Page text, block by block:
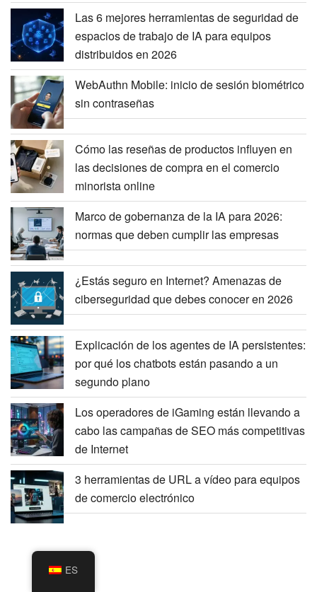
Las 6 mejores herramientas de seguridad de
espacios de trabajo de IA para equipos
distribuidos en 2026
WebAuthn Mobile: inicio de sesión biométrico
sin contraseñas
Cómo las reseñas de productos influyen en
las decisiones de compra en el comercio
minorista online
Marco de gobernanza de la IA para 2026:
normas que deben cumplir las empresas
¿Estás seguro en Internet? Amenazas de
ciberseguridad que debes conocer en 2026
Explicación de los agentes de IA persistentes:
por qué los chatbots están pasando a un
segundo plano
Los operadores de iGaming están llevando a
cabo las campañas de SEO más competitivas
de Internet
3 herramientas de URL a vídeo para equipos
de comercio electrónico
ES